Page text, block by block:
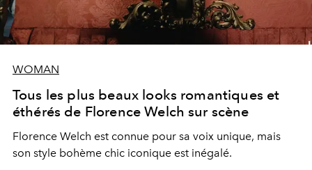
WOMAN
Tous les plus beaux looks romantiques et
éthérés de Florence Welch sur scène
Florence Welch est connue pour sa voix unique, mais
son style bohème chic iconique est inégalé.